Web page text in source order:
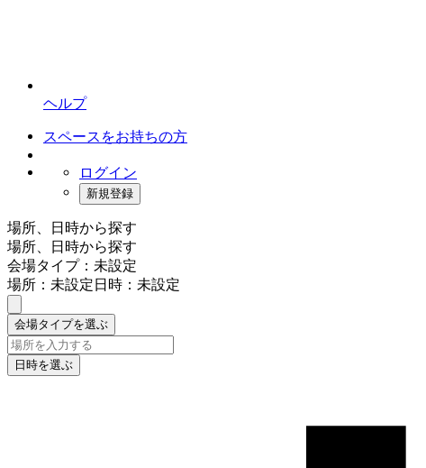
ヘルプ
スペースをお持ちの方
ログイン
新規登録
場所、日時から探す
場所、日時から探す
会場タイプ：未設定
場所：未設定日時：未設定
会場タイプを選ぶ
日時を選ぶ